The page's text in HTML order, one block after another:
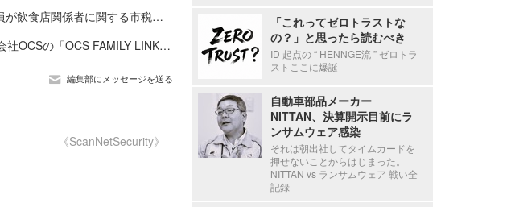
停職1ヶ月 ～ 市職員が飲食店関係者に関する市税等の情報を口外
ANAグループ 株式会社OCSの「OCS FAMILY LINK SERVICE」に不正アクセス、一部の個人情報・データが流出した可能性
編集部にメッセージを送る
《ScanNetSecurity》
「これってゼロトラストな
の？」と思ったら読むべき
ID 起点の “ HENNGE流 ” ゼロトラ
ストここに爆誕
自動車部品メーカー
NITTAN、決算開示目前にラ
ンサムウェア感染
それは朝出社してタイムカードを
押せないことからはじまった。
NITTAN vs ランサムウェア 戦い全
記録